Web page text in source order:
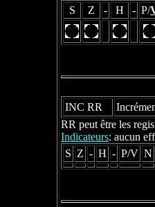
S
Z - H - P/
INC RR
RR peut être les
Indicateurs: aucun
S Z - H - P/V N